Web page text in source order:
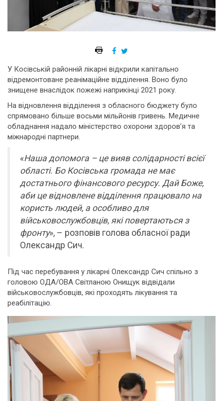
У Косівській районній лікарні відкрили капітально
відремонтоване реанімаційне відділення. Воно було
знищене внаслідок пожежі наприкінці 2021 року.
На відновлення відділення з обласного бюджету було
спрямовано більше восьми мільйонів гривень. Медичне
обладнання надало міністерство охорони здоров’я та
міжнародні партнери.
«Наша допомога – це вияв солідарності всієї
області. Бо Косівська громада не має
достатнього фінансового ресурсу. Дай Боже,
аби це відновлене відділення працювало на
користь людей, а особливо для
військовослужбовців, які повертаються з
фронту», – розповів голова обласної ради
Олександр Сич.
Під час перебування у лікарні Олександр Сич спільно з
головою ОДА/ОВА Світланою Онищук відвідали
військовослужбовців, які проходять лікування та
реабілітацію.